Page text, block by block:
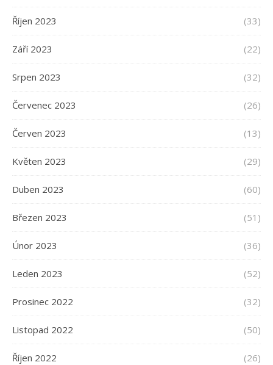
Říjen 2023 (33)
Září 2023 (22)
Srpen 2023 (32)
Červenec 2023 (26)
Červen 2023 (13)
Květen 2023 (29)
Duben 2023 (60)
Březen 2023 (51)
Únor 2023 (36)
Leden 2023 (52)
Prosinec 2022 (32)
Listopad 2022 (50)
Říjen 2022 (26)